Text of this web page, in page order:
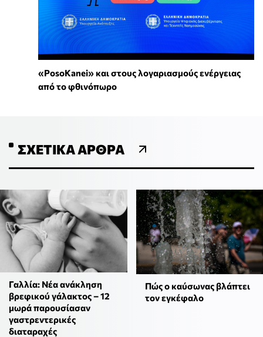
«PosoKanei» και στους λογαριασμούς ενέργειας
από το φθινόπωρο
ΣΧΕΤΙΚΆ ΆΡΘΡΑ
Γαλλία: Νέα ανάκληση
βρεφικού γάλακτος – 12
μωρά παρουσίασαν
γαστρεντερικές
διαταραχές
Πώς ο καύσωνας βλάπτει
τον εγκέφαλο